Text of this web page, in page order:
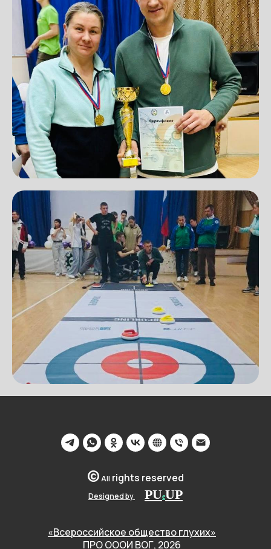
©All rights reserved
Designed by PUeUP
«Всероссийское общество глухих»
ПРО ОООИ ВОГ, 2026